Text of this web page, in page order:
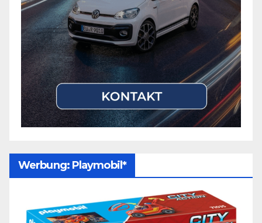
Werbung: Playmobil*